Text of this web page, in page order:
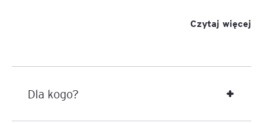
żywiołowych, pandemii, która doświadczyła nas
niezrozumiałość (incomprehensible).
Podążając za współczesnymi trendami w zakresie
Czytaj więcej
Dla kogo?